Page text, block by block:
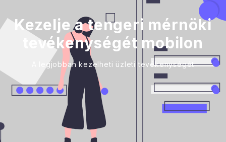
Kezelje a tengeri mérnöki
tevékenységét mobilon
A legjobban kezelheti üzleti tevékenységét